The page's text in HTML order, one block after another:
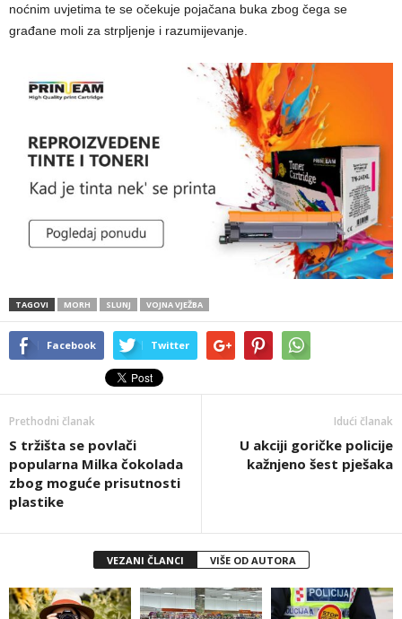
noćnim uvjetima te se očekuje pojačana buka zbog čega se
građane moli za strpljenje i razumijevanje.
TAGOVI MORH SLUNJ VOJNA VJEŽBA
Facebook Twitter
Prethodni članak
S tržišta se povlači
popularna Milka čokolada
zbog moguće prisutnosti
plastike
Idući članak
U akciji goričke policije
kažnjeno šest pješaka
VEZANI ČLANCI VIŠE OD AUTORA